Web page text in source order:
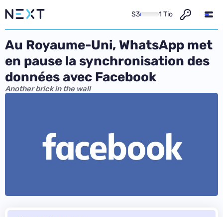
S3 1 Tio
Au Royaume-Uni, WhatsApp met
en pause la synchronisation des
données avec Facebook
Another brick in the wall